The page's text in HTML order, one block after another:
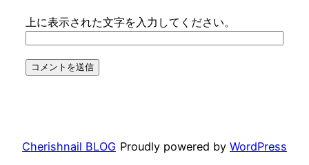
上に表示された文字を入力してください。
Cherishnail BLOG Proudly powered by WordPress